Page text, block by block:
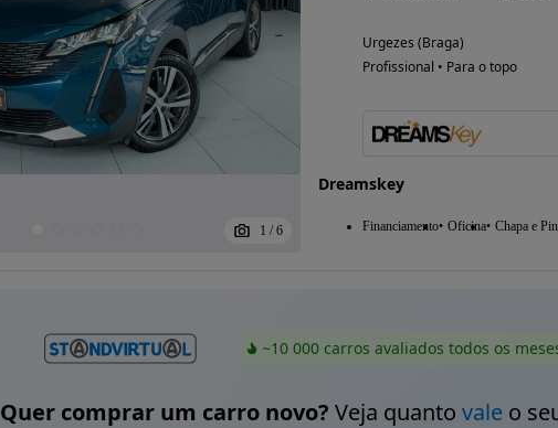
1 / 6
Urgezes (Braga)
Profissional • Para o topo
Dreamskey
Financiamento Oficina Chapa e
~10 000 carros avaliados todos os
Quer comprar um carro novo? Veja quanto valeo